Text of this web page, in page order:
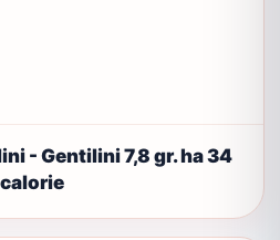
- Gentilini 7,8 gr. ha 34
calorie